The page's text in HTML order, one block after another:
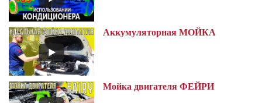
Аккумуляторная МОЙКА
Мойка двигателя ФЕЙРИ